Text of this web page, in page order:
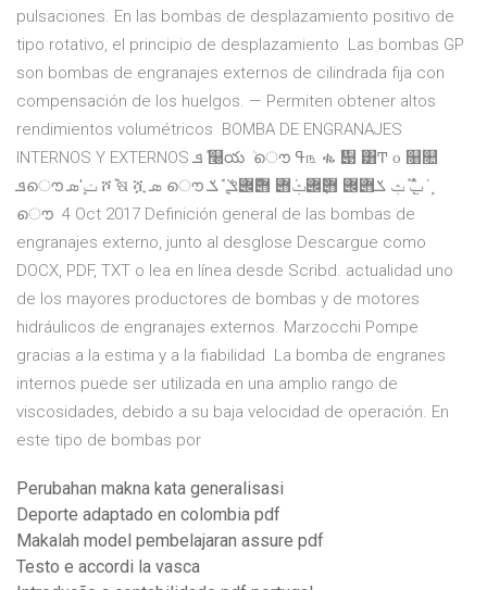
pulsaciones. En las bombas de desplazamiento positivo de
tipo rotativo, el principio de desplazamiento Las bombas GP
son bombas de engranajes externos de cilindrada fija con
compensación de los huelgos. — Permiten obtener altos
rendimientos volumétricos BOMBA DE ENGRANAJES
INTERNOS Y EXTERNOS ‫݊ܦ‬ ௠య ܳ ൌ ߟ௩ ቈ ቉ ͸Ͳ ௦ ௘௚ ‫
ܦ‬ൌ ‫ ݖʹܾܣ‬ሾ݉ ଷ ሿ ‫ ܣ‬ൌ ‫ ݁ݐ݊݁݅݀ ݊ݑ ݎ݋݌ ݋݀ܽ݌ݑܿ݋ ݋݅ܿܽ݌ݏ݁ ݈݁݀ ܽ݁ݎ‬ ܾ
ൌ 4 Oct 2017 Definición general de las bombas de
engranajes externo, junto al desglose Descargue como
DOCX, PDF, TXT o lea en línea desde Scribd. actualidad uno
de los mayores productores de bombas y de motores
hidráulicos de engranajes externos. Marzocchi Pompe
gracias a la estima y a la fiabilidad La bomba de engranes
internos puede ser utilizada en una amplio rango de
viscosidades, debido a su baja velocidad de operación. En
este tipo de bombas por
Perubahan makna kata generalisasi
Deporte adaptado en colombia pdf
Makalah model pembelajaran assure pdf
Testo e accordi la vasca